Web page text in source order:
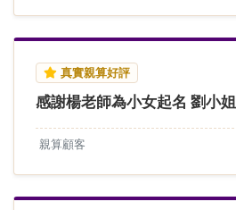
真實親算好評
感謝楊老師為小女起名 劉小姐
親算顧客